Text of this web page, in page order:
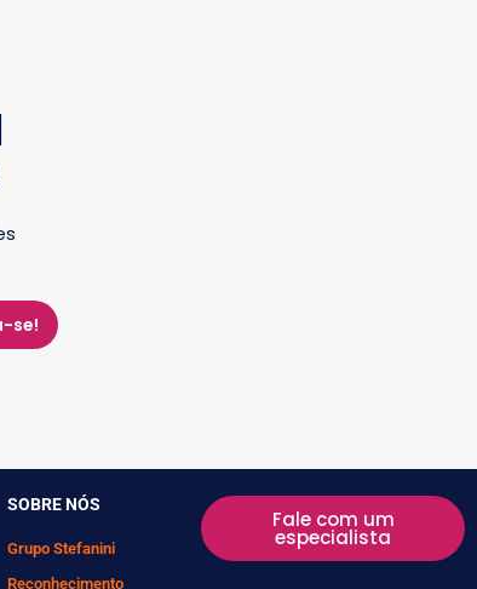
se!
SOBRE NÓS
Grupo Stefanini
Reconhecimento
Fale com um
especialista